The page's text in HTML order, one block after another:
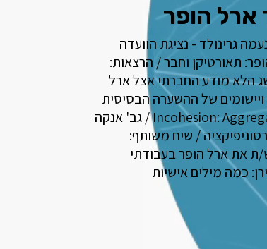
הופר
גרינולד - נציגת הוועדה
תאורטיקן וחבר / הרצאות:
הלא מודע החברתי אצל ארל
של ההשערה הבסיסית
הרביעית Incohesion: Aggregation / Massification / גב' אנקה
/ שיח משותף:
ת את ארל הופר בעבודתי
כמה מילים אישיות